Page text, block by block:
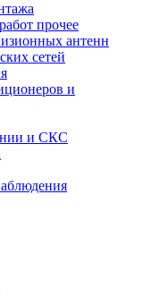
прочее
антенн
сетей
и
и СКС